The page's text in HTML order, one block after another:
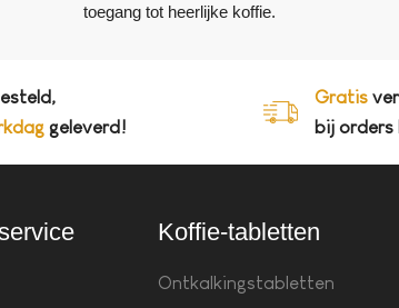
toegang tot heerlijke koffie.
geleverd!
Gratis
bij
Koffie-tabletten
Ontkalkingstabletten